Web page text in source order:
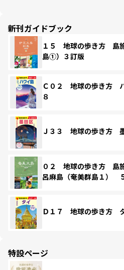
新刊ガイドブック
１５ 地球の歩き方 島
島①）３訂版
Ｃ０２ 地球の歩き方
８
Ｊ３３ 地球の歩き方
０２ 地球の歩き方
呂麻島（奄美群島１）
Ｄ１７ 地球の歩き方
特設ページ